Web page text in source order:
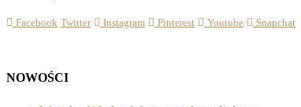
Facebook Twitter Instagram Pinterest Youtube Snapchat
NOWOŚCI